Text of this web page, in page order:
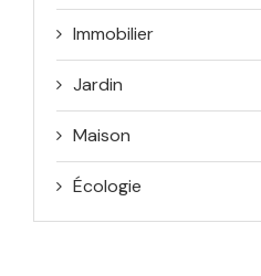
Immobilier
Jardin
Maison
Écologie